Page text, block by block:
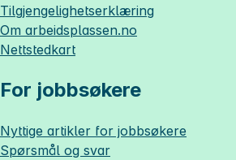
Tilgjengelighetserklæring
Om arbeidsplassen.no
Nettstedkart
For jobbsøkere
Nyttige artikler for jobbsøkere
Spørsmål og svar